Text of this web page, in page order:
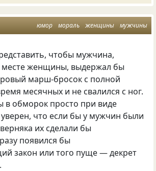
юмор мораль женщины мужчины
чтобы мужчина,
месте женщины, выдержал бы
марш-бросок с полной
месячных и не свалился с ног.
в обморок просто при виде
что если бы у мужчин были
их сделали бы
появился бы
закон или того пуще — декрет